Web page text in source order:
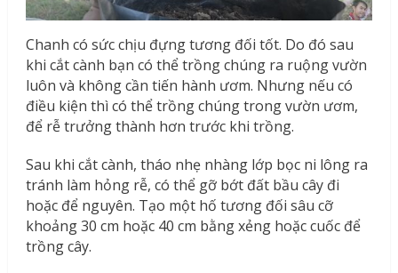
Chanh có sức chịu đựng tương đối tốt. Do đó sau
khi cắt cành bạn có thể trồng chúng ra ruộng vườn
luôn và không cần tiến hành ươm. Nhưng nếu có
điều kiện thì có thể trồng chúng trong vườn ươm,
để rễ trưởng thành hơn trước khi trồng.
Sau khi cắt cành, tháo nhẹ nhàng lớp bọc ni lông ra
tránh làm hỏng rễ, có thể gỡ bớt đất bầu cây đi
hoặc để nguyên. Tạo một hố tương đối sâu cỡ
khoảng 30 cm hoặc 40 cm bằng xẻng hoặc cuốc để
trồng cây.